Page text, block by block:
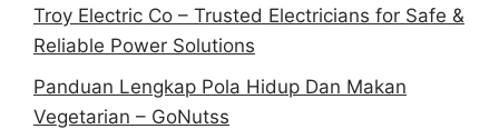
Troy Electric Co – Trusted Electricians for Safe &
Reliable Power Solutions
Panduan Lengkap Pola Hidup Dan Makan
Vegetarian – GoNutss